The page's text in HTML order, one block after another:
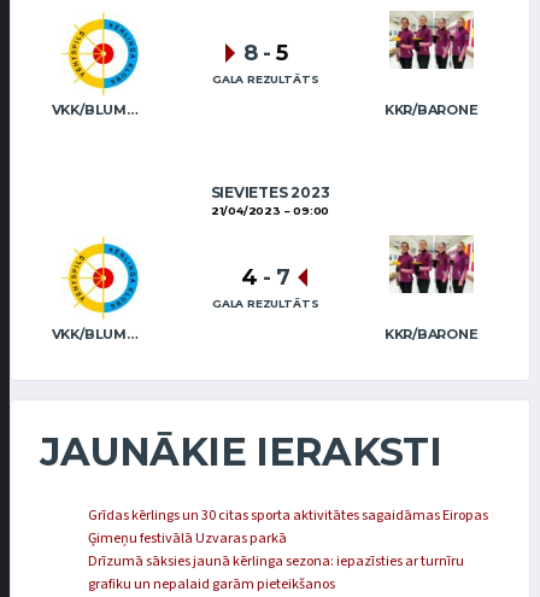
VKK/BLUMBERGA-BĒRZIŅA KKR/BARONE
8 - 5
GALA REZULTĀTS
SIEVIETES 2023
21/04/2023 09:00
VKK/BLUMBERGA-BĒRZIŅA KKR/BARONE
4 - 7
GALA REZULTĀTS
JAUNĀKIE IERAKSTI
Grīdas kērlings un 30 citas sporta aktivitātes sagaidāmas Eiropas
Ģimeņu festivālā Uzvaras parkā
Drīzumā sāksies jaunā kērlinga sezona: iepazīsties ar turnīru
grafiku un nepalaid garām pieteikšanos